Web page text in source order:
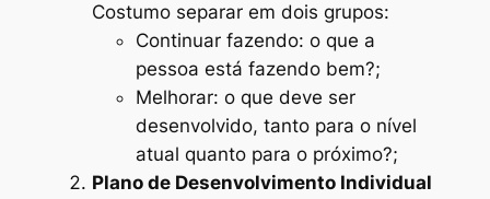
Costumo separar em dois grupos:
Continuar fazendo: o que a
pessoa está fazendo bem?;
Melhorar: o que deve ser
desenvolvido, tanto para o nível
atual quanto para o próximo?;
Plano de Desenvolvimento Individual